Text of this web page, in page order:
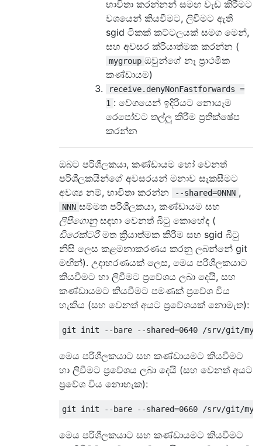
භාවිතා කරන්නන් සමඟ වැඩ කිරීමට
වශයෙන් කියවීමට, ලිවීමට ඇති
sgid ටිකක් කට්ටලයක් සමග මෙන්,
සහ අවසර ක්රියාත්මක කරන්න (
mygroup ඔවුන්ගේ නෑ ප්‍රාථමික
කණ්ඩායම)
receive.denyNonFastforwards =
1 : වේගයෙන් ඉදිරියට නොයෑම
රෙපෝවට තල්ලු කිරීම ප්‍රතික්ෂේප
කරන්න
ඔබට පරිශීලකයා, කණ්ඩායම හෝ වෙනත්
පරිශීලකයින්ගේ අවසරයන් මනාව සැකසීමට
අවශ්‍ය නම්, භාවිතා කරන්න
--shared=0NNN ,
NNN සම්මත පරිශීලකයා, කණ්ඩායම සහ
ලිපිගොනුසඳහා වෙනත් බිටු කොහේද (
ඩිරෙක්ටරිමත ක්‍රියාත්මක කිරීම සහ sgid බිටු
නිසි ලෙස කළමනාකරණය කරනු ලබන්නේ git
මඟින්). උදාහරණයක් ලෙස, මෙය පරිශීලකයාට
කියවීමට හා ලිවීමට ප්‍රවේශය ලබා දෙයි, සහ
කණ්ඩායමට කියවීමට පමණක් ප්‍රවේශ විය
හැකිය (සහ වෙනත් අයට ප්‍රවේශයක් නොමැත):
මෙය පරිශීලකයාට සහ කණ්ඩායමට කියවීමට
හා ලිවීමට ප්‍රවේශය ලබා දෙයි (සහ වෙනත් අයට
ප්‍රවේශ විය නොහැක):
මෙය පරිශීලකයාට සහ කණ්ඩායමට කියවීමට